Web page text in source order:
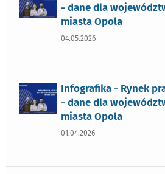
- dane dla
miasta Opola
04.05.2026
Infografika - Rynek
- dane dla
miasta Opola
01.04.2026